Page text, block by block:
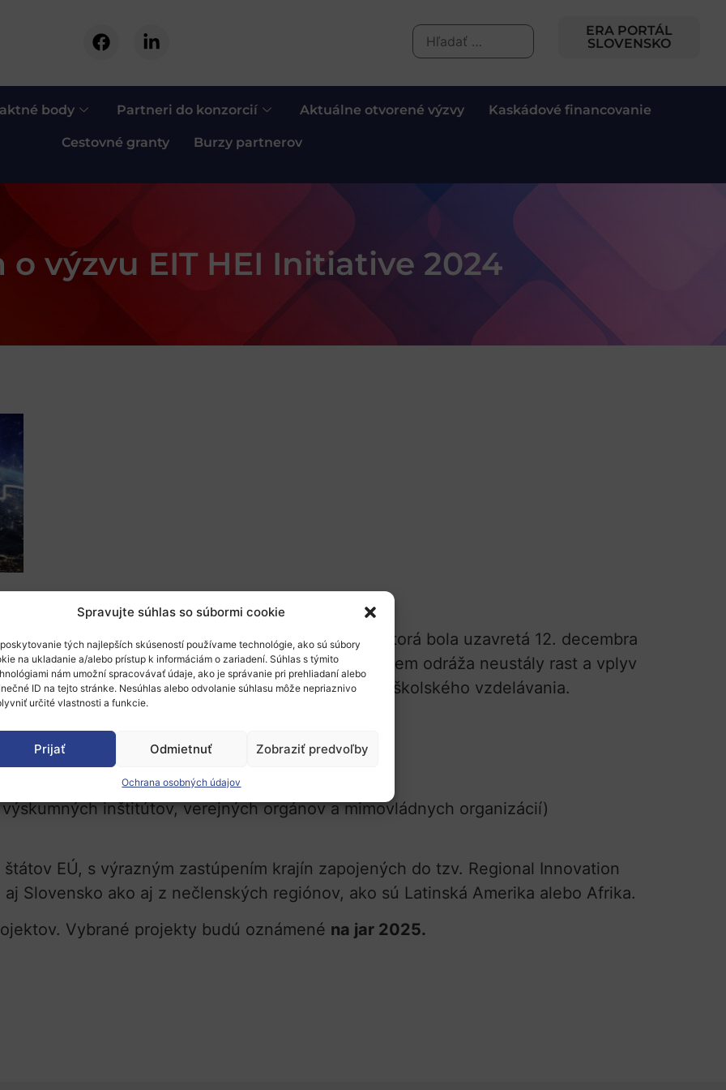
Spravujte súhlas so súbormi cookie
tých najlepších skúseností používame technológie, ako sú súbory
na ukladanie a/alebo prístup k informáciám o zariadení. Súhlas s týmito
nám umožní spracovávať údaje, ako je správanie pri prehliadaní alebo
ID na tejto stránke. Nesúhlas alebo odvolanie súhlasu môže nepriaznivo
určité vlastnosti a funkcie.
Prijať Odmietnuť Zobraziť predvoľby
Ochrana osobných údajov
ERA PORTÁL
SLOVENSKO
body Partneri do konzorcií Aktuálne otvorené výzvy Kaskádové financovanie
Cestovné granty Burzy partnerov
výzvu EIT HEI Initiative 2024
iniciatívy EIT Higher Education Initiative 2024, ktorá bola uzavretá 12. decembra
zahŕňajúcich 1480 organizácií z 55 krajín
. Záujem odráža neustály rast a vplyv
a podnikanie v rámci európskeho vysokoškolského vzdelávania.
inštitútov, verejných orgánov a mimovládnych organizácií)
EÚ, s výrazným zastúpením krajín zapojených do tzv. Regional Innovation
Slovensko ako aj z nečlenských regiónov, ako sú Latinská Amerika alebo Afrika.
Vybrané projekty budú oznámené na jar 2025.